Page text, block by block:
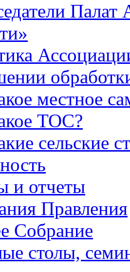
местное
ТОС?
сельские
и отчеты
Правления
Собрание
столы,